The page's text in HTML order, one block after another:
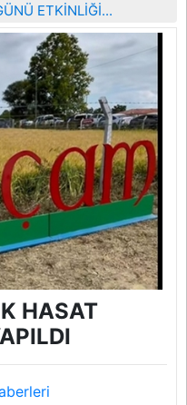
ETKİNLİĞİ...
HASAT